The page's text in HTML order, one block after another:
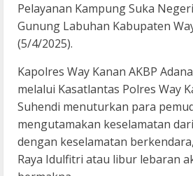
Pelayanan Kampung Suka
Gunung Labuhan Kabupaten
(5/4/2025).
Kapolres Way Kanan AKBP
melalui Kasatlantas Polres Way
Suhendi menuturkan para
mengutamakan keselamatan
dengan keselamatan
Raya Idulfitri atau libur lebaran